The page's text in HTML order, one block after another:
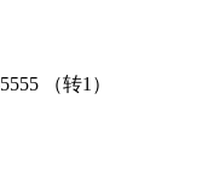
（转1）